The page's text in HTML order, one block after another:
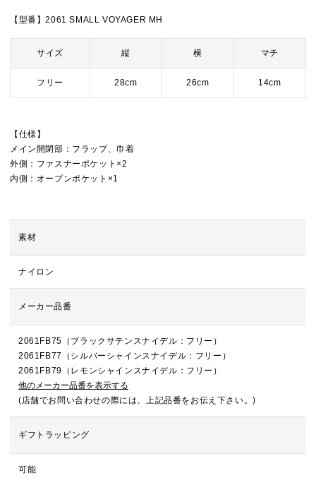
【型番】2061 SMALL VOYAGER MH
サイズ 縦 横 マチ
フリー 28cm 26cm 14cm
【仕様】
メイン開閉部：フラップ、巾着
外側：ファスナーポケット×2
内側：オープンポケット×1
素材
ナイロン
メーカー品番
2061FB75（ブラックサテンスナイデル：フリー）
2061FB77（シルバーシャインスナイデル：フリー）
2061FB79（レモンシャインスナイデル：フリー）
他のメーカー品番を表示する
(店舗でお問い合わせの際には、上記品番をお伝え下さい。)
ギフトラッピング
可能